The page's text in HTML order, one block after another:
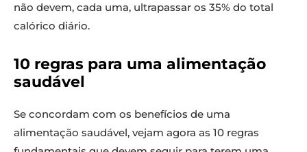
não devem, cada uma, ultrapassar os 35% do total
calórico diário.
10 regras para uma alimentação
saudável
Se concordam com os benefícios de uma
alimentação saudável, vejam agora as 10 regras